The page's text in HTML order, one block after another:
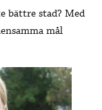
bättre stad? Med
mål